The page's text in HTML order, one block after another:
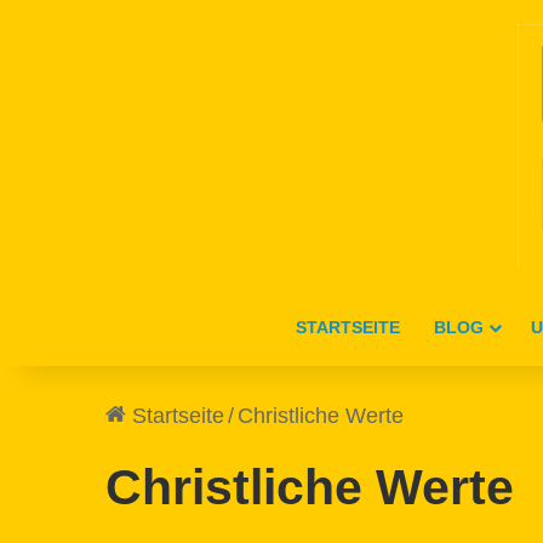
STARTSEITE BLOG
Startseite/ Christliche Werte
Christliche Werte